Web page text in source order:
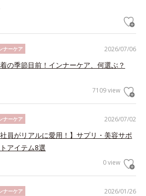
2026/07/06
ナーケア
の季節目前！インナーケア、何選ぶ？
7109 view
2026/07/02
ナーケア
社員がリアルに愛用！】サプリ・美容サポ
アイテム8選
0 view
2026/01/26
ナーケア